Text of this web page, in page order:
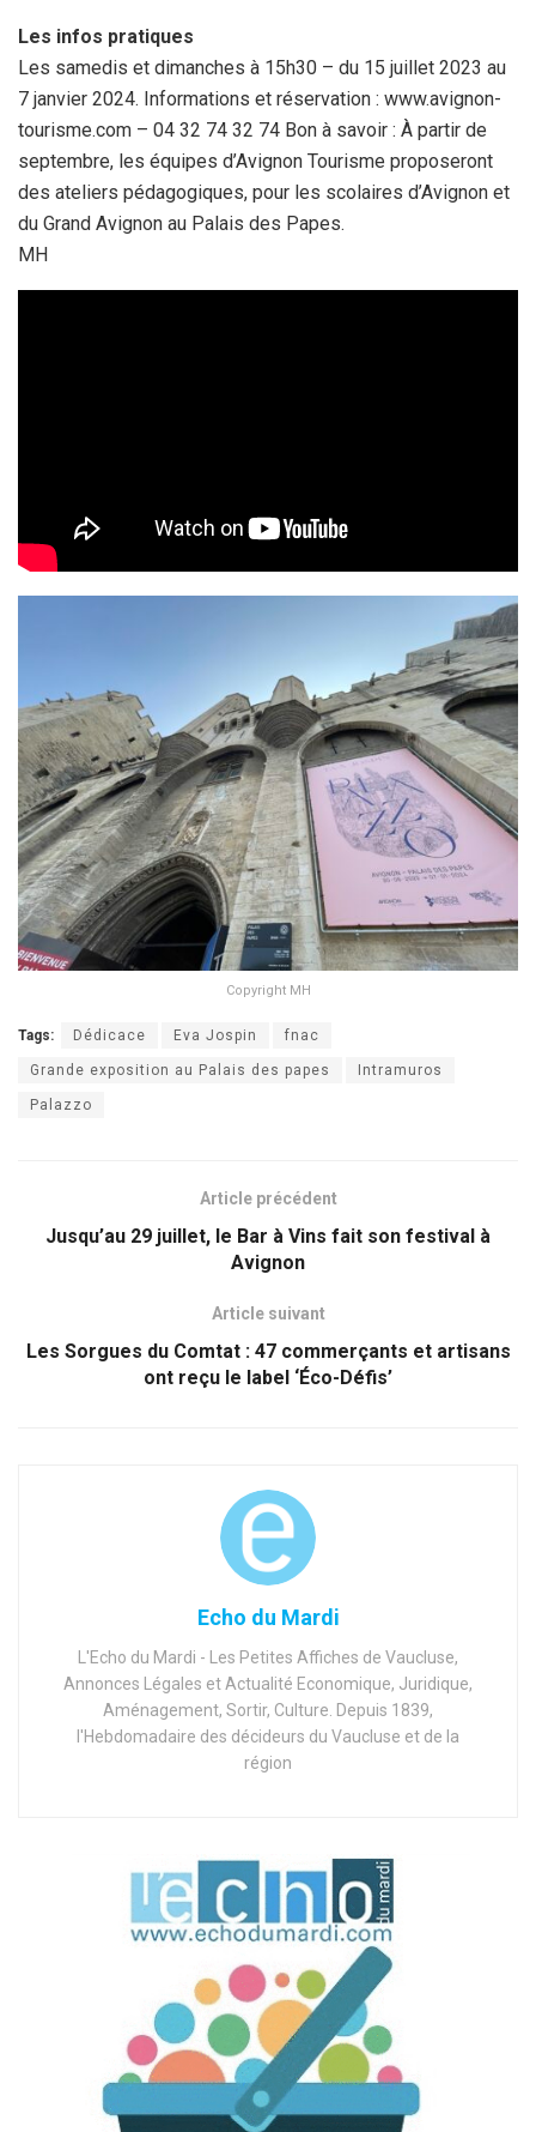
Les infos pratiques
Les samedis et dimanches à 15h30 – du 15 juillet 2023 au
7 janvier 2024. Informations et réservation : www.avignon-
tourisme.com – 04 32 74 32 74 Bon à savoir : À partir de
septembre, les équipes d’Avignon Tourisme proposeront
des ateliers pédagogiques, pour les scolaires d’Avignon et
du Grand Avignon au Palais des Papes.
MH
Copyright MH
Tags: Dédicace Eva Jospin fnac
Grande exposition au Palais des papes Intramuros
Palazzo
Article précédent
Jusqu’au 29 juillet, le Bar à Vins fait son festival à
Avignon
Article suivant
Les Sorgues du Comtat : 47 commerçants et artisans
ont reçu le label ‘Éco-Défis’
Echo du Mardi
L'Echo du Mardi - Les Petites Affiches de Vaucluse,
Annonces Légales et Actualité Economique, Juridique,
Aménagement, Sortir, Culture. Depuis 1839,
l'Hebdomadaire des décideurs du Vaucluse et de la
région